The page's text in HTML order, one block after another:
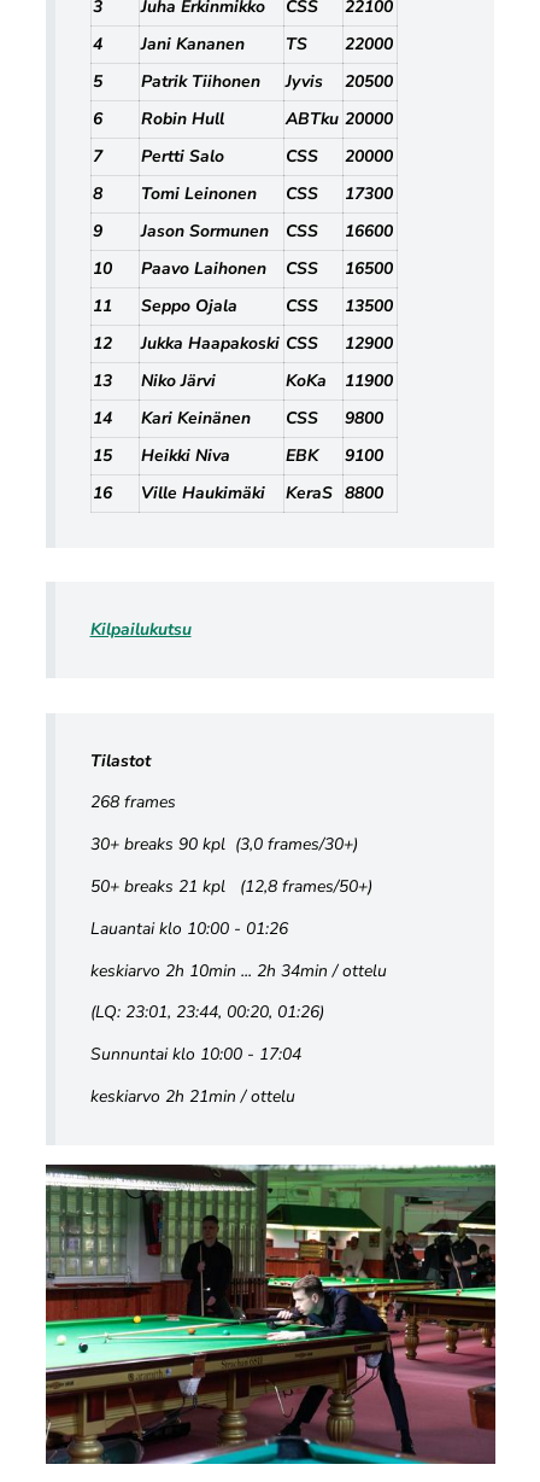
3 Juha Erkinmikko CSS
22100
4
Jani Kananen TS
22000
5
Patrik Tiihonen Jyvis
20500
6
Robin Hull ABTku 20000
7
Pertti Salo CSS
20000
8
Tomi Leinonen CSS
17300
9
Jason Sormunen CSS
16600
10
Paavo Laihonen CSS
16500
11
Seppo Ojala CSS
13500
12
Jukka Haapakoski CSS
12900
13
Niko Järvi KoKa
11900
14
Kari Keinänen CSS
9800
15
Heikki Niva EBK
9100
16
Ville Haukimäki KeraS 8800
Kilpailukutsu
Tilastot
268 frames
30+ breaks 90 kpl (3,0 frames/30+)
50+ breaks 21 kpl (12,8 frames/50+)
Lauantai klo 10:00 - 01:26
keskiarvo 2h 10min ... 2h 34min / ottelu
(LQ: 23:01, 23:44, 00:20, 01:26)
Sunnuntai klo 10:00 - 17:04
keskiarvo 2h 21min / ottelu